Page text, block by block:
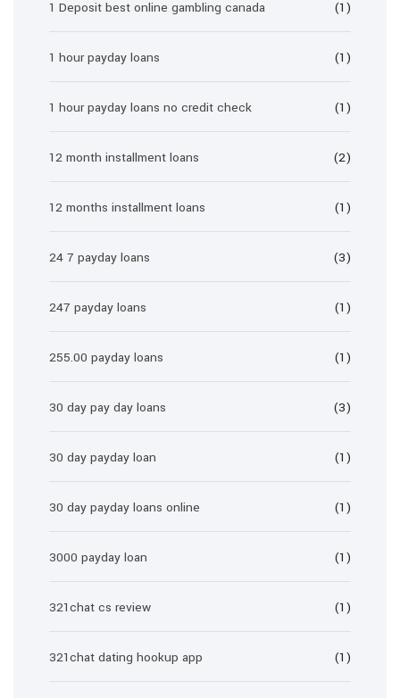
1 Deposit best online gambling canada (1)
1 hour payday loans (1)
1 hour payday loans no credit check (1)
12 month installment loans (2)
12 months installment loans (1)
24 7 payday loans (3)
247 payday loans (1)
255.00 payday loans (1)
30 day pay day loans (3)
30 day payday loan (1)
30 day payday loans online (1)
3000 payday loan (1)
321chat cs review (1)
321chat dating hookup app (1)